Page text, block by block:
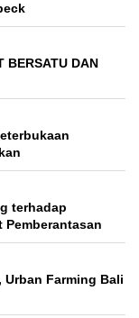
BERSATU DAN
terhadap
Pemberantasan
Urban Farming Bali